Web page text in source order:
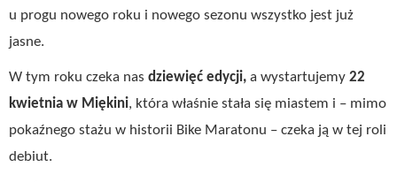
u progu nowego roku i nowego sezonu wszystko jest już
jasne.
W tym roku czeka nas dziewięć edycji, a wystartujemy 22
kwietnia w Miękini, która właśnie stała się miastem i – mimo
pokaźnego stażu w historii Bike Maratonu – czeka ją w tej roli
debiut.